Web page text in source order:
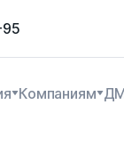
Компаниям